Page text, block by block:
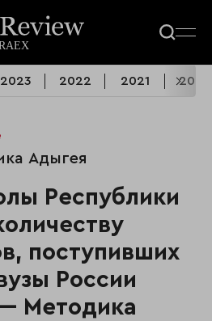
2023 2022 2021 2020
Адыгея
Республики
поступивших
России
Методика